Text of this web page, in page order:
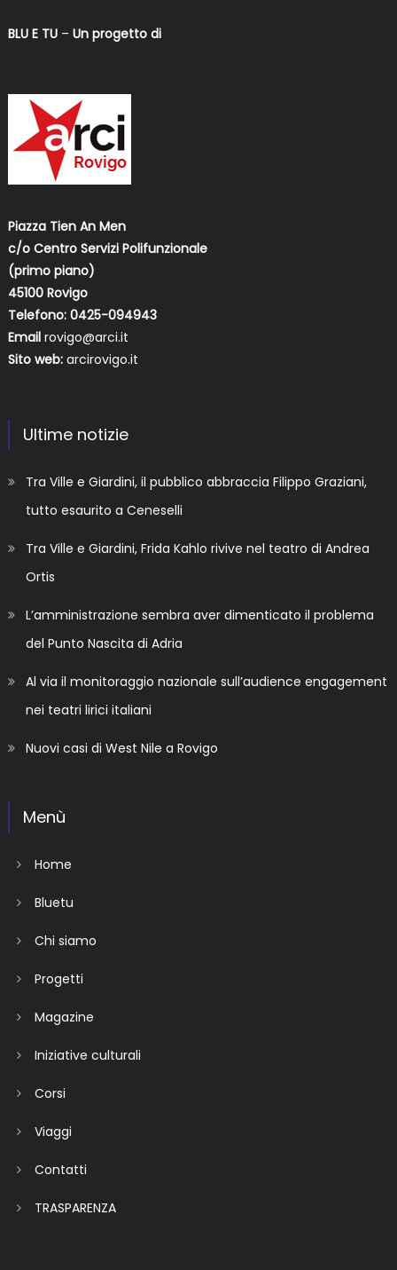
BLU E TU– Un progetto di
Piazza Tien An Men
c/o Centro Servizi Polifunzionale
(primo piano)
45100 Rovigo
Telefono: 0425-094943
Email rovigo@arci.it
Sito web: arcirovigo.it
Ultime notizie
Tra Ville e Giardini, il pubblico abbraccia Filippo Graziani,
tutto esaurito a Ceneselli
Tra Ville e Giardini, Frida Kahlo rivive nel teatro di Andrea
Ortis
L’amministrazione sembra aver dimenticato il problema
del Punto Nascita di Adria
Al via il monitoraggio nazionale sull’audience engagement
nei teatri lirici italiani
Nuovi casi di West Nile a Rovigo
Menù
Home
Bluetu
Chi siamo
Progetti
Magazine
Iniziative culturali
Corsi
Viaggi
Contatti
TRASPARENZA